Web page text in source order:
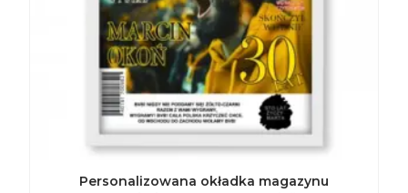
Personalizowana okładka magazynu